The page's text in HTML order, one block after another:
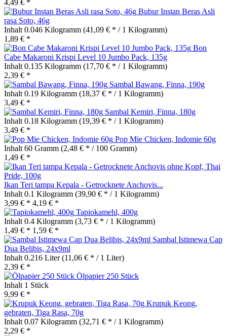
4,49 € *
Bubur Instan Beras Asli
rasa Soto, 46g
Inhalt 0.046 Kilogramm (41,09 € * / 1 Kilogramm)
1,89 € *
Bon
Cabe Makaroni Krispi Level 10 Jumbo Pack, 135g
Inhalt 0.135 Kilogramm (17,70 € * / 1 Kilogramm)
2,39 € *
Sambal Bawang, Finna, 190g
Inhalt 0.19 Kilogramm (18,37 € * / 1 Kilogramm)
3,49 € *
Sambal Kemiri, Finna, 180g
Inhalt 0.18 Kilogramm (19,39 € * / 1 Kilogramm)
3,49 € *
Pop Mie Chicken, Indomie 60g
Inhalt 60 Gramm (2,48 € * / 100 Gramm)
1,49 € *
Ikan Teri tampa Kepala - Getrocknete Anchovis...
Inhalt 0.1 Kilogramm (39,90 € * / 1 Kilogramm)
3,99 € * 4,19 € *
Tapiokamehl, 400g
Inhalt 0.4 Kilogramm (3,73 € * / 1 Kilogramm)
1,49 € * 1,59 € *
Sambal Istimewa Cap
Dua Belibis, 24x9ml
Inhalt 0.216 Liter(11,06 € * / 1 Liter)
2,39 € *
Ölpapier 250 Stück
Inhalt 1 Stück
9,99 € *
Krupuk Keong,
gebraten, Tiga Rasa, 70g
Inhalt 0.07 Kilogramm (32,71 € * / 1 Kilogramm)
2,29 € *